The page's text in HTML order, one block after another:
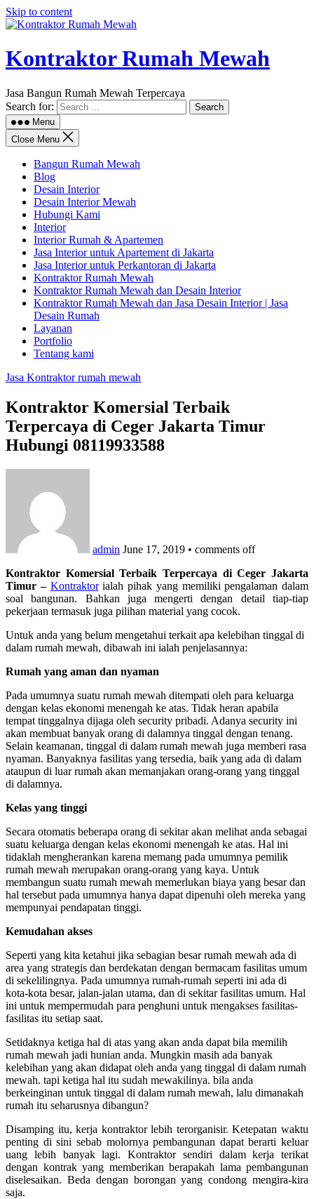
Skip to content
Kontraktor Rumah Mewah
Jasa Bangun Rumah Mewah Terpercaya
Search for:
Menu
Close Menu
Bangun Rumah Mewah
Blog
Desain Interior
Desain Interior Mewah
Hubungi Kami
Interior
Interior Rumah & Apartemen
Jasa Interior untuk Apartement di Jakarta
Jasa Interior untuk Perkantoran di Jakarta
Kontraktor Rumah Mewah
Kontraktor Rumah Mewah dan Desain Interior
Kontraktor Rumah Mewah dan Jasa Desain Interior | Jasa
Desain Rumah
Layanan
Portfolio
Tentang kami
Jasa Kontraktor rumah mewah
Kontraktor Komersial Terbaik
Terpercaya di Ceger Jakarta Timur
Hubungi 08119933588
admin June 17, 2019 • comments off
Kontraktor Komersial Terbaik Terpercaya di Ceger Jakarta
Timur – Kontraktorialah pihak yang memiliki pengalaman dalam
soal bangunan. Bahkan juga mengerti dengan detail tiap-tiap
pekerjaan termasuk juga pilihan material yang cocok.
Untuk anda yang belum mengetahui terkait apa kelebihan tinggal di
dalam rumah mewah, dibawah ini ialah penjelasannya:
Rumah yang aman dan nyaman
Pada umumnya suatu rumah mewah ditempati oleh para keluarga
dengan kelas ekonomi menengah ke atas. Tidak heran apabila
tempat tinggalnya dijaga oleh security pribadi. Adanya security ini
akan membuat banyak orang di dalamnya tinggal dengan tenang.
Selain keamanan, tinggal di dalam rumah mewah juga memberi rasa
nyaman. Banyaknya fasilitas yang tersedia, baik yang ada di dalam
ataupun di luar rumah akan memanjakan orang-orang yang tinggal
di dalamnya.
Kelas yang tinggi
Secara otomatis beberapa orang di sekitar akan melihat anda sebagai
suatu keluarga dengan kelas ekonomi menengah ke atas. Hal ini
tidaklah mengherankan karena memang pada umumnya pemilik
rumah mewah merupakan orang-orang yang kaya. Untuk
membangun suatu rumah mewah memerlukan biaya yang besar dan
hal tersebut pada umumnya hanya dapat dipenuhi oleh mereka yang
mempunyai pendapatan tinggi.
Kemudahan akses
Seperti yang kita ketahui jika sebagian besar rumah mewah ada di
area yang strategis dan berdekatan dengan bermacam fasilitas umum
di sekelilingnya. Pada umumnya rumah-rumah seperti ini ada di
kota-kota besar, jalan-jalan utama, dan di sekitar fasilitas umum. Hal
ini untuk mempermudah para penghuni untuk mengakses fasilitas-
fasilitas itu setiap saat.
Setidaknya ketiga hal di atas yang akan anda dapat bila memilih
rumah mewah jadi hunian anda. Mungkin masih ada banyak
kelebihan yang akan didapat oleh anda yang tinggal di dalam rumah
mewah. tapi ketiga hal itu sudah mewakilinya. bila anda
berkeinginan untuk tinggal di dalam rumah mewah, lalu dimanakah
rumah itu seharusnya dibangun?
Disamping itu, kerja kontraktor lebih terorganisir.Ketepatan waktu
penting di sini sebab molornya pembangunan dapat berarti keluar
uang lebih banyak lagi. Kontraktor sendiri dalam kerja terikat
dengan kontrak yang memberikan berapakah lama pembangunan
diselesaikan. Beda dengan borongan yang condong mengira-kira
saja.